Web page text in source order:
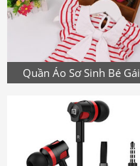
Quần Áo Sơ Sinh Bé Gái